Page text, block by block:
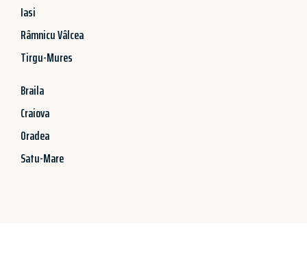
Iasi
Râmnicu Vâlcea
Tirgu-Mures
Braila
Craiova
Oradea
Satu-Mare